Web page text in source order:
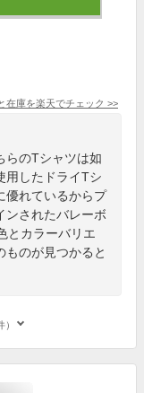
在庫を楽天でチェック >>
らのTシャツは如
用したドライTシ
優れているからプ
ンされたバレーボ
とカラーバリエ
ものが見つかると